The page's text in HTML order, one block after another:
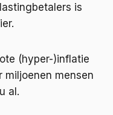
is
(hyper-)inflatie
miljoenen mensen
al.